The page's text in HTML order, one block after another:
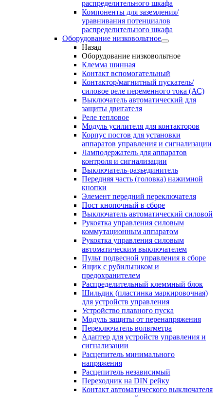
распределительного шкафа
Компоненты для заземления/
уравнивания потенциалов
распределительного шкафа
Оборудование низковольтное
Назад
Оборудование низковольтное
Клемма шинная
Контакт вспомогательный
Контактор/магнитный пускатель/
силовое реле переменного тока (АС)
Выключатель автоматический для
защиты двигателя
Реле тепловое
Модуль усилителя для контакторов
Корпус постов для установки
аппаратов управления и сигнализации
Ламподержатель для аппаратов
контроля и сигнализации
Выключатель-разъединитель
Передняя часть (головка) нажимной
кнопки
Элемент передний переключателя
Пост кнопочный в сборе
Выключатель автоматический силовой
Рукоятка управления силовым
коммутационным аппаратом
Рукоятка управления силовым
автоматическим выключателем
Пульт подвесной управления в сборе
Ящик с рубильником и
предохранителем
Распределительный клеммный блок
Шильдик (пластинка маркировочная)
для устройств управления
Устройство плавного пуска
Модуль защиты от перенапряжения
Переключатель вольтметра
Адаптер для устройств управления и
сигнализации
Расцепитель минимального
напряжения
Расцепитель независимый
Переходник на DIN рейку
Контакт автоматического выключателя